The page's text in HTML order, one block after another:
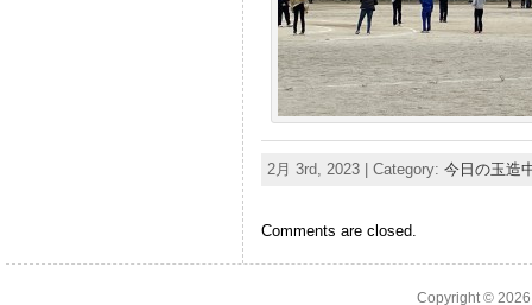
2月 3rd, 2023 | Category: 今日の玉造
Comments are closed.
Copyright ©